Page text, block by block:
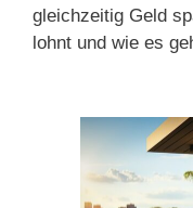
gleichzeitig Geld
lohnt und wie es